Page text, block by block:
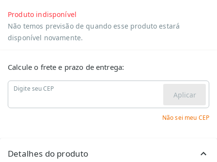
Produto indisponível
Não temos previsão de quando esse produto estará
disponível novamente.
Calcule o frete e prazo de entrega:
Digite seu CEP
Aplicar
Não sei meu CEP
Detalhes do produto